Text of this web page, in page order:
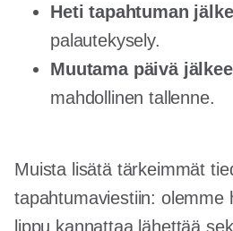
Heti tapahtuman
palautekysely.
Muutama päivä
mahdollinen tallenne.
Muista lisätä tärkeimmät
tapahtumaviestiin: olemme
lippu kannattaa lähettää